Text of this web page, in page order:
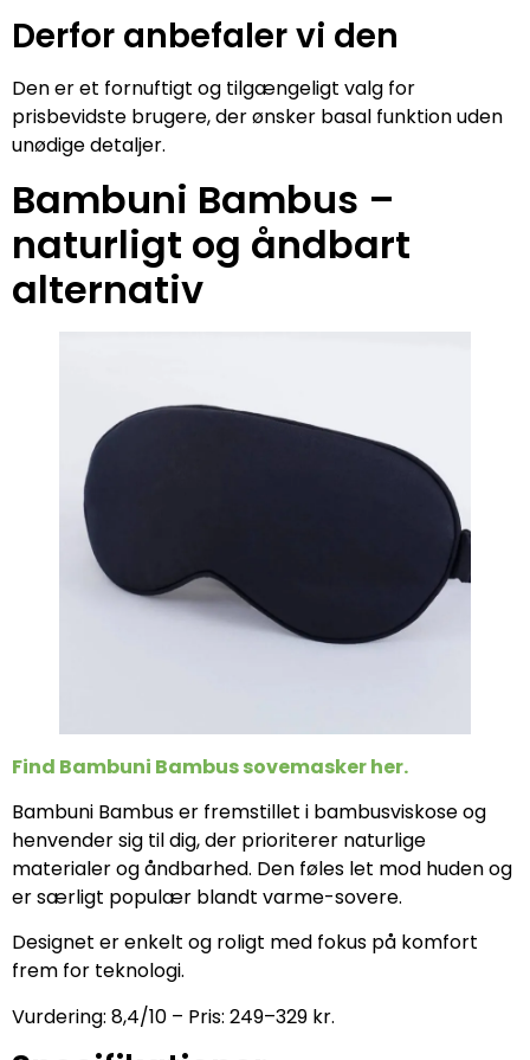
Derfor anbefaler vi den
Den er et fornuftigt og tilgængeligt valg for
prisbevidste brugere, der ønsker basal funktion uden
unødige detaljer.
Bambuni Bambus –
naturligt og åndbart
alternativ
Find Bambuni Bambus sovemasker her.
Bambuni Bambus er fremstillet i bambusviskose og
henvender sig til dig, der prioriterer naturlige
materialer og åndbarhed. Den føles let mod huden og
er særligt populær blandt varme-sovere.
Designet er enkelt og roligt med fokus på komfort
frem for teknologi.
Vurdering: 8,4/10 – Pris: 249–329 kr.